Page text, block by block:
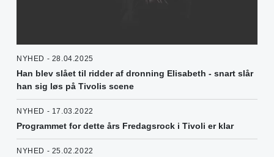
NYHED - 28.04.2025
Han blev slået til ridder af dronning Elisabeth - snart slår
han sig løs på Tivolis scene
NYHED - 17.03.2022
Programmet for dette års Fredagsrock i Tivoli er klar
NYHED - 25.02.2022